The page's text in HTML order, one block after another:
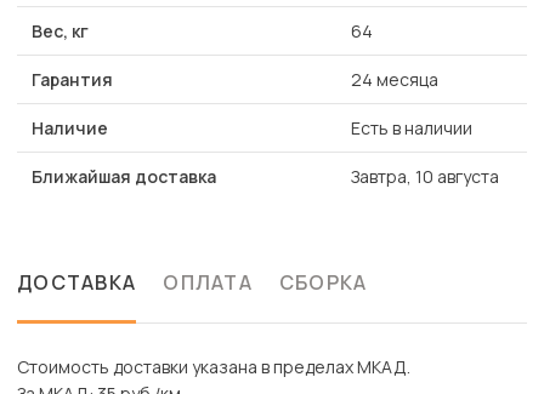
Вес, кг 64
Гарантия 24 месяца
Наличие Есть в наличии
Ближайшая доставка Завтра, 10 августа
ДОСТАВКА ОПЛАТА СБОРКА
Стоимость доставки указана в пределах МКАД.